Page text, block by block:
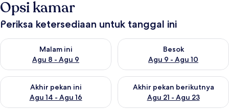
Opsi kamar
Periksa ketersediaan untuk tanggal ini
Malam ini
Agu 8 - Agu 9
Periksa ketersediaan untuk malam ini Agu 8 - Agu 9
Besok
Agu 9 - Agu 10
Periksa ketersediaan untuk
Akhir pekan ini
Agu 14 - Agu 16
Periksa ketersediaan untuk akhir pekan ini Agu 14 - Agu 16
Akhir pekan berikutnya
Agu 21 - Agu 23
Periksa ketersediaan untuk